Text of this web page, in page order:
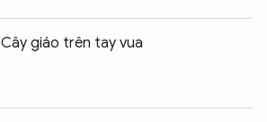
Cây giáo trên tay vua